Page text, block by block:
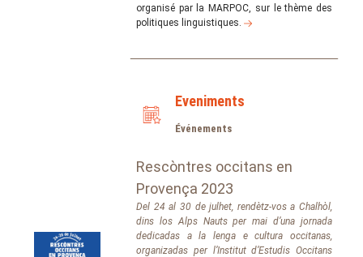
organisé par la MARPOC, sur le thème des
politiques linguistiques.
Eveniments
Événements
Rescòntres occitans en
Provença 2023
Del 24 al 30 de julhet, rendètz-vos a Chalhòl,
dins los Alps Nauts per mai d’una jornada
dedicadas a la lenga e cultura occitanas,
organizadas per l’Institut d’Estudis Occitans